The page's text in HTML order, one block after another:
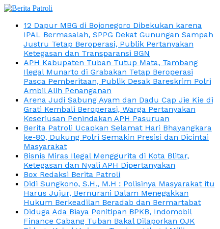
12 Dapur MBG di Bojonegoro Dibekukan karena
IPAL Bermasalah, SPPG Dekat Gunungan Sampah
Justru Tetap Beroperasi, Publik Pertanyakan
Ketegasan dan Transparansi BGN
APH Kabupaten Tuban Tutup Mata, Tambang
Ilegal Munarto di Grabakan Tetap Beroperasi
Pasca Pemberitaan, Publik Desak Bareskrim Polri
Ambil Alih Penanganan
Arena Judi Sabung Ayam dan Dadu Cap Jie Kie di
Grati Kembali Beroperasi, Warga Pertanyakan
Keseriusan Penindakan APH Pasuruan
Berita Patroli Ucapkan Selamat Hari Bhayangkara
ke-80, Dukung Polri Semakin Presisi dan Dicintai
Masyarakat
Bisnis Miras Ilegal Menggurita di Kota Blitar,
Ketegasan dan Nyali APH Dipertanyakan
Box Redaksi Berita Patroli
Didi Sungkono, S.H., M.H : Polisinya Masyarakat itu
Harus Jujur, Bernurani Dalam Menegakkan
Hukum Berkeadilan Beradab dan Bermartabat
Diduga Ada Biaya Penitipan BPKB, Indomobil
Finance Cabang Tuban Bakal Dilaporkan OJK